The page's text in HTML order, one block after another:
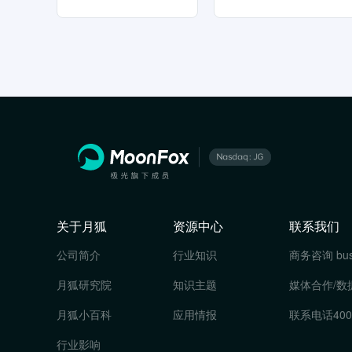
关于月狐
公司简介
月狐研究院
月狐小百科
行业影响
资源中心
行业知识
知识主题
应用情报
联系我们
商务咨询
媒体合作/数
联系电话